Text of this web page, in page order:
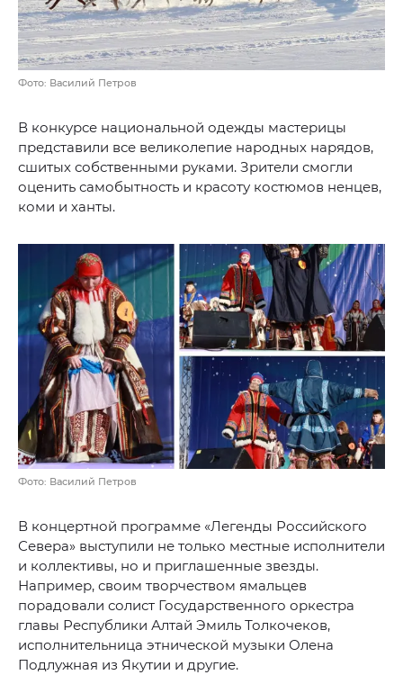
Фото: Василий Петров
В конкурсе национальной одежды мастерицы
представили все великолепие народных нарядов,
сшитых собственными руками. Зрители смогли
оценить самобытность и красоту костюмов ненцев,
коми и ханты.
Фото: Василий Петров
В концертной программе «Легенды Российского
Севера» выступили не только местные исполнители
и коллективы, но и приглашенные звезды.
Например, своим творчеством ямальцев
порадовали солист Государственного оркестра
главы Республики Алтай Эмиль Толкочеков,
исполнительница этнической музыки Олена
Подлужная из Якутии и другие.